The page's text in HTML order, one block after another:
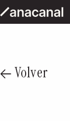
Volver